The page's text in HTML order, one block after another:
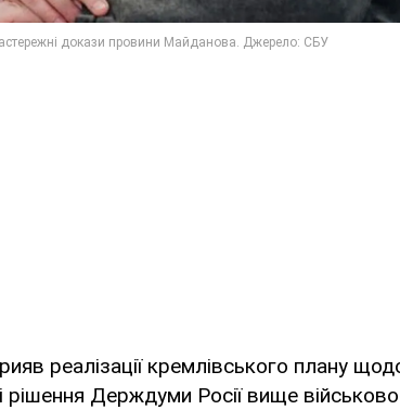
реалізації кремлівського плану
рішення Держдуми Росії вище